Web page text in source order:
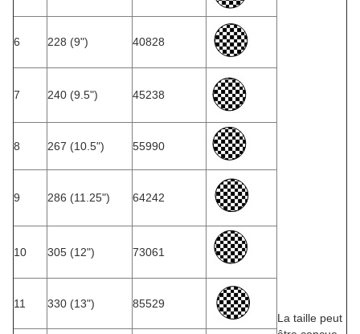
La taille peut
6 228 (9") 40828
7 240 (9.5") 45238
8 267 (10.5") 55990
9 286 (11.25") 64242
10 305 (12") 73061
11 330 (13") 85529